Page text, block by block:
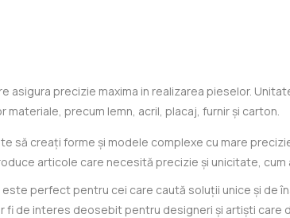
asigura precizie maxima in realizarea pieselor.
precum lemn, acril, placaj, furnir și carton.
să creați forme și modele complexe cu mare
articole care necesită precizie și unicitate,
este perfect pentru cei care caută soluții unice și de
fi de interes deosebit pentru designeri și artiști care